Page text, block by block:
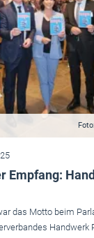
Empfang:
das Motto beim
Handwerk